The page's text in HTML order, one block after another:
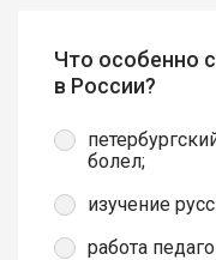
Что особенно
в России?
болел;
изучение
работа